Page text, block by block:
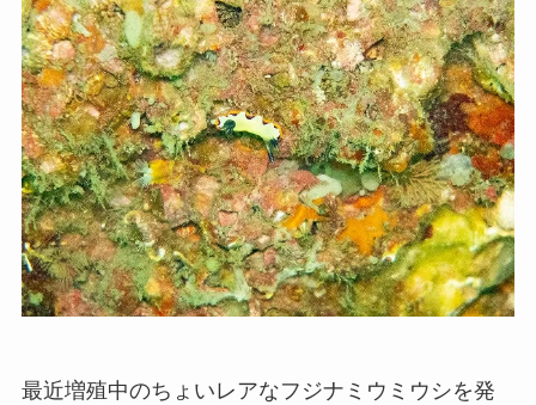
最近増殖中のちょいレアなフジナミウミウシを発